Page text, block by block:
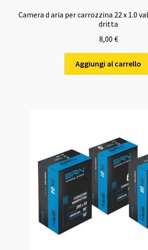
Camera d aria per carrozzina 22 x 1.0
dritta
8,00 €
Aggiungi al carrello